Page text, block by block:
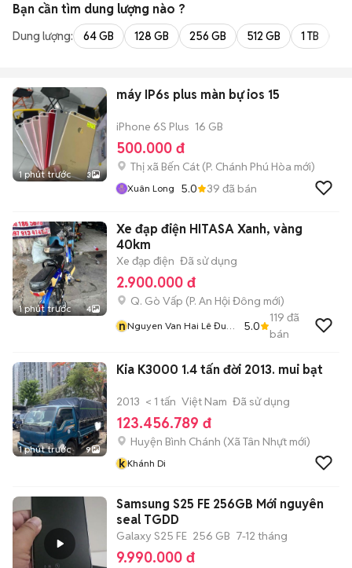
Bạn cần tìm dung lượng nào ?
Dung lượng: 64 GB 128 GB 256 GB 512 GB 1 TB
1 phút trước 3
máy IP6s plus màn bự ios 15
iPhone 6S Plus 16 GB
500.000 đ
Thị xã Bến Cát (P. Chánh Phú Hòa mới)
Xuân Long 5.0 39 đã bán
1 phút trước 4
Xe đạp điện HITASA Xanh, vàng
40km
Xe đạp điện Đã sử dụng
2.900.000 đ
Q. Gò Vấp (P. An Hội Đông mới)
nNguyen Van Hai Lê Đuc
Dụng Giá Re
5.0
119 đã
bán
1 phút trước 9
Kia K3000 1.4 tấn đời 2013. mui bạt
2013 < 1 tấn Việt Nam Đã sử dụng
123.456.789 đ
Huyện Bình Chánh (Xã Tân Nhựt mới)
k Khánh Di
Samsung S25 FE 256GB Mới nguyên
seal TGDD
Galaxy S25 FE 256 GB 7-12 tháng
9.990.000 đ